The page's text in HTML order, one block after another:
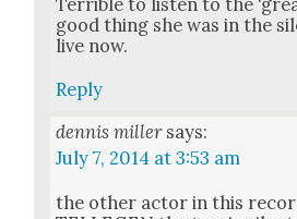
Ter­ri­ble to lis­ten to the
good thing she was in the
live now.
Reply
dennis miller says:
July 7, 2014 at 3:53 am
the oth­er actor in this